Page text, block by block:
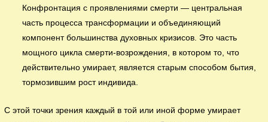
Конфронтация с проявлениями смерти — центральная
часть процесса трансформации и объединяющий
компонент большинства духовных кризисов. Это часть
мощного цикла смерти-возрождения, в котором то, что
действительно умирает, является старым способом бытия,
тормозившим рост индивида.
С этой точки зрения каждый в той или иной форме умирает